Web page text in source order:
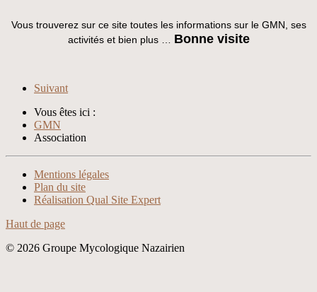
Vous trouverez sur ce site toutes les informations sur le GMN, ses
activités et bien plus … Bonne visite
Suivant
Vous êtes ici :
GMN
Association
XvideosMentions légales
Plan du site
Réalisation Qual Site Expert
Haut de page
© 2026 Groupe Mycologique Nazairien